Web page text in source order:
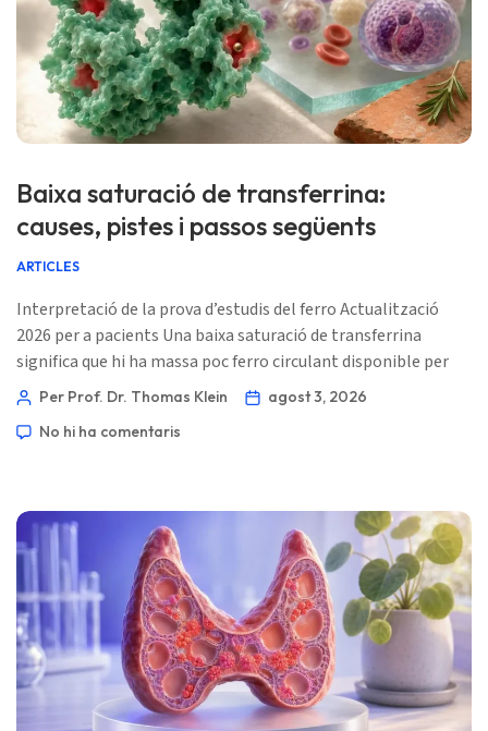
Baixa saturació de transferrina:
causes, pistes i passos següents
ARTICLES
Interpretació de la prova d’estudis del ferro Actualització
2026 per a pacients Una baixa saturació de transferrina
significa que hi ha massa poc ferro circulant disponible per
als teixits, però no vol dir automàticament que estiguin
ferritina, CBC, CRP, la funció renal, el moment de la prova i
Per Prof. Dr. Thomas Klein
agost 3, 2026
No hi ha comentaris